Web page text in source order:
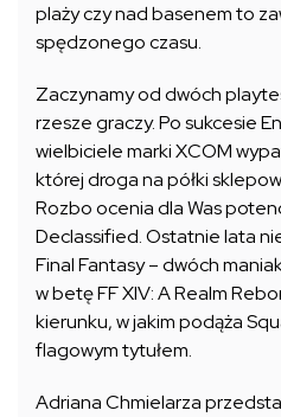
plaży czy nad basenem to
spędzonego czasu.
Zaczynamy od dwóch
rzesze graczy. Po sukcesie
wielbiciele marki XCOM
której droga na półki
Rozbo ocenia dla Was
Declassified. Ostatnie lata
Final Fantasy – dwóch
w betę FF XIV: A Realm
kierunku, w jakim podąża
flagowym tytułem.
Adriana Chmielarza